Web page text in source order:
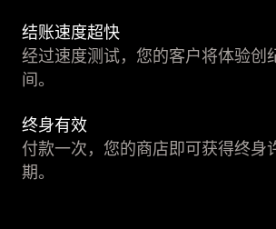
结账速度超快
经过速度测试，您的客户将体验创
间。
终身有效
付款一次，您的商店即可获得终身
期。